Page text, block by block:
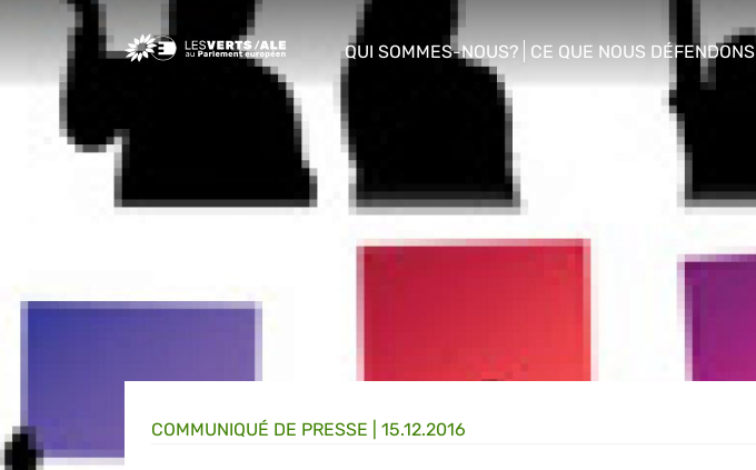
Greens/EFA Home
QUI SOMMES-NOUS?
show/hide sub menu
CE QUE NOUS DÉFENDONS
show/hide sub menu
COMMUNIQUÉ DE PRESSE 15.12.2016